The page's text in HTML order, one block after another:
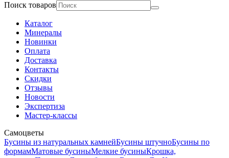
Поиск товаров
Каталог
Минералы
Новинки
Оплата
Доставка
Контакты
Скидки
Отзывы
Новости
Экспертиза
Мастер-классы
Самоцветы
Бусины из натуральных камнейБусины штучноБусины по
формамМатовые бусиныМелкие бусиныКрошка,